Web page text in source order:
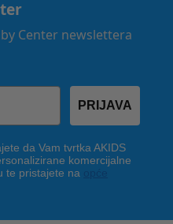
Center newslettera
PRIJAVA
da Vam tvrtka AKIDS
komercijalne
te pristajete na